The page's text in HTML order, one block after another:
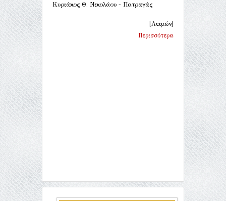
Κυριάκος Θ. Νικολάου - Πατραγάς
[Λειμών]
Περισσότερα